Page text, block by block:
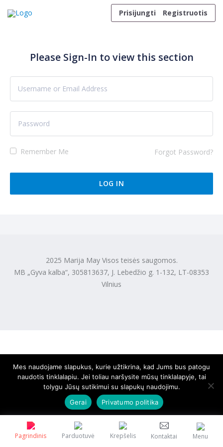
Prisijungti
Registruotis
Pagrindinis Parduotuvė Krepšelis Kontaktai Menu
Please Sign-In to view this section
Remember Me Forgot Password?
2025 Marija May Visos teisės saugomos.
MB „Gyva kalba“, 305813637, J. Lebedžio g. 1-132, LT-08353
Vilnius
Mes naudojame slapukus, kurie užtikrina, kad Jums bus patogu
naudotis tinklalapiu. Jei toliau naršysite mūsų tinklalapyje, tai
tolygu Jūsų sutikimui su slapukų naudojimu.
Gerai
Privatumo politika